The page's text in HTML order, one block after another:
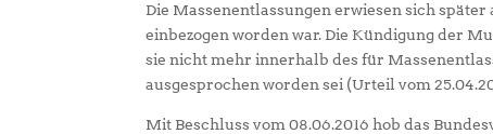
Die Massenentlassungen erwiesen sich
einbezogen worden war. Die Kündigung der
sie nicht mehr innerhalb des für
ausgesprochen worden sei (Urteil vom
Mit Beschluss vom 08.06.2016 hob das